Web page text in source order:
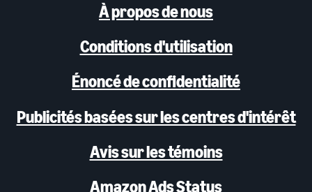
À propos de nous
Conditions d'utilisation
Énoncé de confidentialité
Publicités basées sur les centres d'intérêt
Avis sur les témoins
Amazon Ads Status